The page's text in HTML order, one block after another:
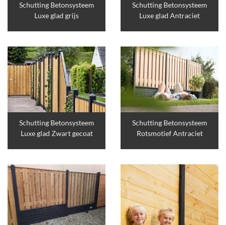
Schutting Betonsysteem
Luxe glad grijs
Schutting Betonsysteem
Luxe glad Antraciet
Schutting Betonsysteem
Luxe glad Zwart gecoat
Schutting Betonsysteem
Rotsmotief Antraciet